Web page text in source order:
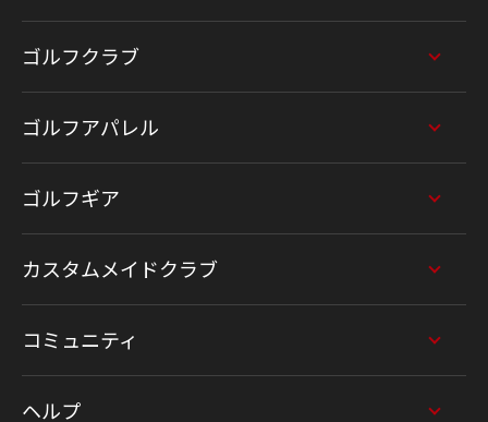
ゴルフクラブ
ゴルフアパレル
ゴルフギア
カスタムメイドクラブ
コミュニティ
ヘルプ